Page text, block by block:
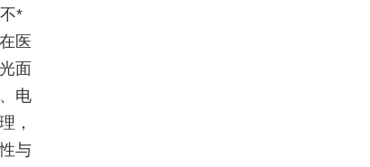
*
医
面
电
，
与